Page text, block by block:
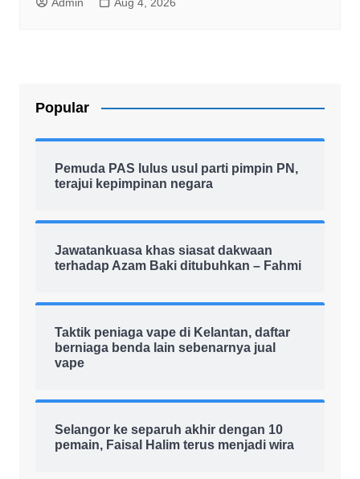
Popular
Pemuda PAS lulus usul parti pimpin PN,
terajui kepimpinan negara
Jawatankuasa khas siasat dakwaan
terhadap Azam Baki ditubuhkan – Fahmi
Taktik peniaga vape di Kelantan, daftar
berniaga benda lain sebenarnya jual
vape
Selangor ke separuh akhir dengan 10
pemain, Faisal Halim terus menjadi wira